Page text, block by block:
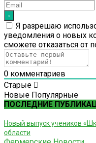
Я разрешаю
уведомления о новых
cможете отказаться от
0 комментариев
Старые
Новые Популярные
ПОСЛЕДНИЕ
Новый выпуск учеников
области